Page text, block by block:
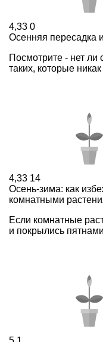
4,33 0
Осенняя пересадка
Посмотрите - нет ли
таких, которые
4,33 14
Осень-зима: как
комнатными
Если комнатные
и покрылись